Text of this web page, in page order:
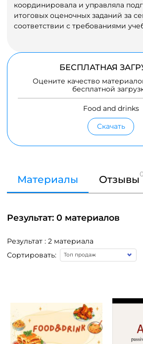
координировала и управляла
итоговых оценочных заданий за
соответствии с требованиями
БЕСПЛАТНАЯ
Оцените качество
бесплатной
Food and drinks
Скачать
Материалы Отзывы
Результат: 0 материалов
Результат : 2 материала
Сортировать: